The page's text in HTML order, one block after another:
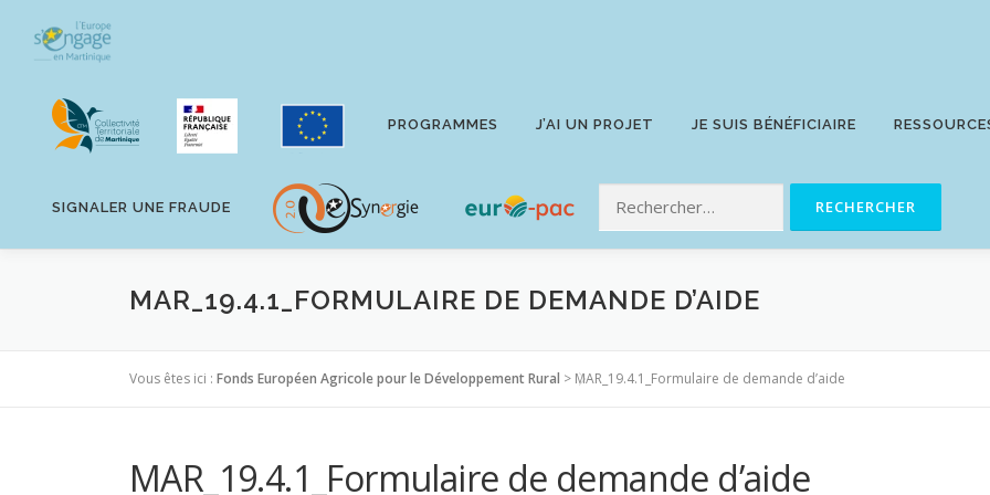
contenu
PROGRAMMES J’AI UN PROJET JE SUIS BÉNÉFICIAIRE
SIGNALER UNE FRAUDE
MAR_19.4.1_FORMULAIRE DE DEMANDE D’AIDE
Vous êtes ici : Fonds Européen Agricole pour le Développement Rural > MAR_19.4.1_Formulaire de demande d’aide
MAR_19.4.1_Formulaire de demande d’aide